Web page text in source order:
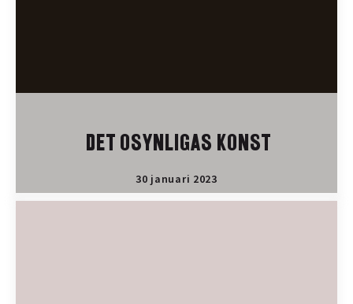
DET OSYNLIGAS KONST
30 januari 2023